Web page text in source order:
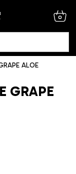
ALOE
GRAPE